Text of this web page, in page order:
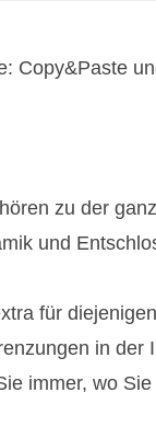
Copy&Paste
zu der
und
für
in der
immer, wo